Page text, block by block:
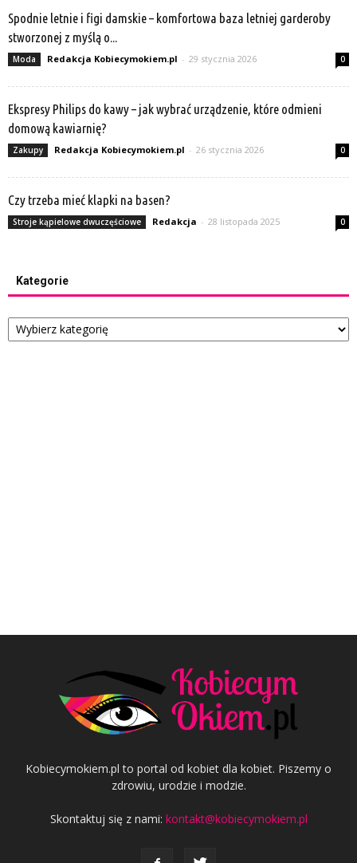
Spodnie letnie i figi damskie – komfortowa baza letniej garderoby
stworzonej z myślą o...
Moda Redakcja Kobiecymokiem.pl - 29 stycznia 2026 0
Ekspresy Philips do kawy – jak wybrać urządzenie, które odmieni
domową kawiarnię?
Zakupy Redakcja Kobiecymokiem.pl - 26 stycznia 2026 0
Czy trzeba mieć klapki na basen?
Stroje kąpielowe dwuczęściowe Redakcja - 28 listopada 2025 0
Kategorie
Kategorie
Kobiecymokiem.pl to portal od kobiet dla kobiet. Piszemy o
zdrowiu, urodzie i modzie.
Skontaktuj się z nami: kontakt@kobiecymokiem.pl